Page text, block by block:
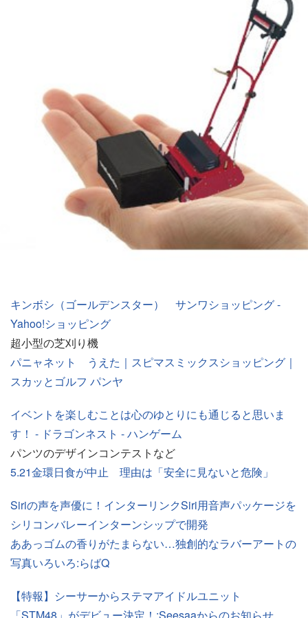
キンボシ（ゴールデンスター） サンワショッピング -
Yahoo!ショッピング
超小型の芝刈り機
パニャネット うえた｜スピマスミックスショッピング｜
スカッとゴルフ パンヤ
イベントを楽しむことは心のゆとりにも通じると思いま
す！ - ドラゴンネスト - ハンゲーム
パンツのデザインコンテストなど
5.21金環日食が中止 理由は「安全に見ないと危険」
Siriの声を声優に！インターリンクSiri用音声パッケージを
シリコンバレーインターンシップで開発
ああっゴムの香りがたまらない…独創的なラバーアートの
写真いろいろ:らばQ
【特報】シーサーからステマアイドルユニット
「STM48」がデビュー決定！:Seesaaからのお知らせ